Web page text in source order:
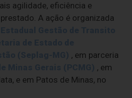
agilidade, eficiência e
A ação é organizada
, em parceria
, em
e em Patos de Minas, no